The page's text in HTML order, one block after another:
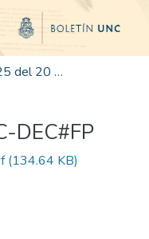
Edición 077/2025 del 20 de octubre de 2025
DEC#FP
(134.64 KB)